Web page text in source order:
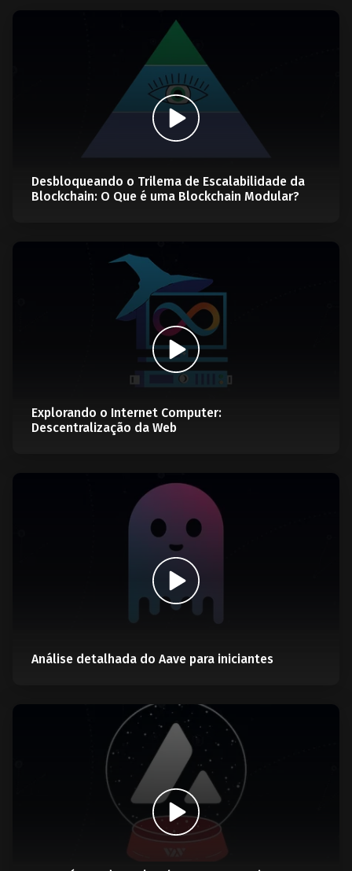
Desbloqueando o Trilema de Escalabilidade da
Blockchain: O Que é uma Blockchain Modular?
Explorando o Internet Computer:
Descentralização da Web
Análise detalhada do Aave para iniciantes